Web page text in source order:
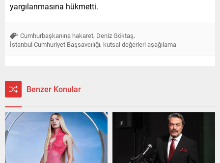
yargılanmasına hükmetti.
Cumhurbaşkanına hakaret, Deniz Göktaş,
İstanbul Cumhuriyet Başsavcılığı, kutsal değerleri aşağılama
Benzer Konular